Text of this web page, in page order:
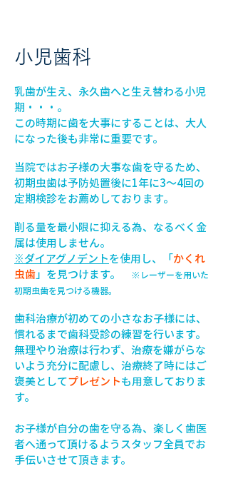
​小児歯科
乳歯が生え、永久歯へと生え替わる小児
期・・・。
この時期に歯を大事にすることは、大人
になった後も非常に重要です。
当院ではお子様の大事な歯を守るため、
初期虫歯は予防処置後に1年に3～4回の
定期検診をお薦めしております。
削る量を最小限に抑える為、なるべく金
属は使用しません。
※ダイアグノデントを使用し、「かくれ
虫歯」を見つけます。
※レーザーを用いた
初期虫歯を見つける機器。
歯科治療が初めての小さなお子様には、
慣れるまで歯科受診の練習を行います。
無理やり治療は行わず、治療を嫌がらな
いよう充分に配慮し、治療終了時にはご
褒美としてプレゼントも用意しておりま
す。
お子様が自分の歯を守る為、楽しく歯医
者へ通って頂けるようスタッフ全員でお
手伝いさせて頂きます。